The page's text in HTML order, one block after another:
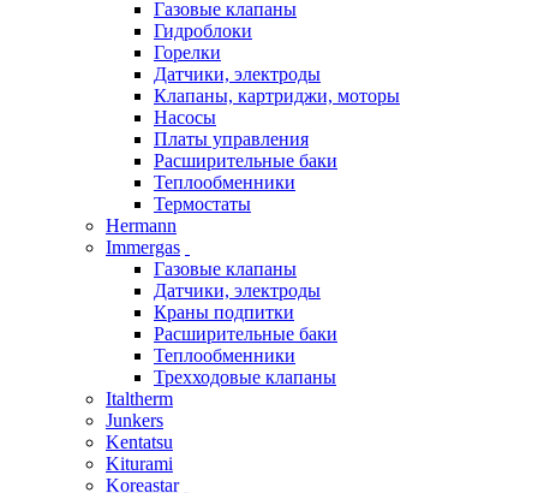
Газовые клапаны
Гидроблоки
Горелки
Датчики, электроды
Клапаны, картриджи, моторы
Насосы
Платы управления
Расширительные баки
Теплообменники
Термостаты
Hermann
Immergas
Газовые клапаны
Датчики, электроды
Краны подпитки
Расширительные баки
Теплообменники
Трехходовые клапаны
Italtherm
Junkers
Kentatsu
Kiturami
Koreastar